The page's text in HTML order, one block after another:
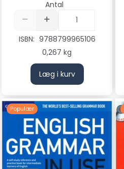
Antal
ISBN: 9788799965106
0,267 kg
Læg i kurv
Populær